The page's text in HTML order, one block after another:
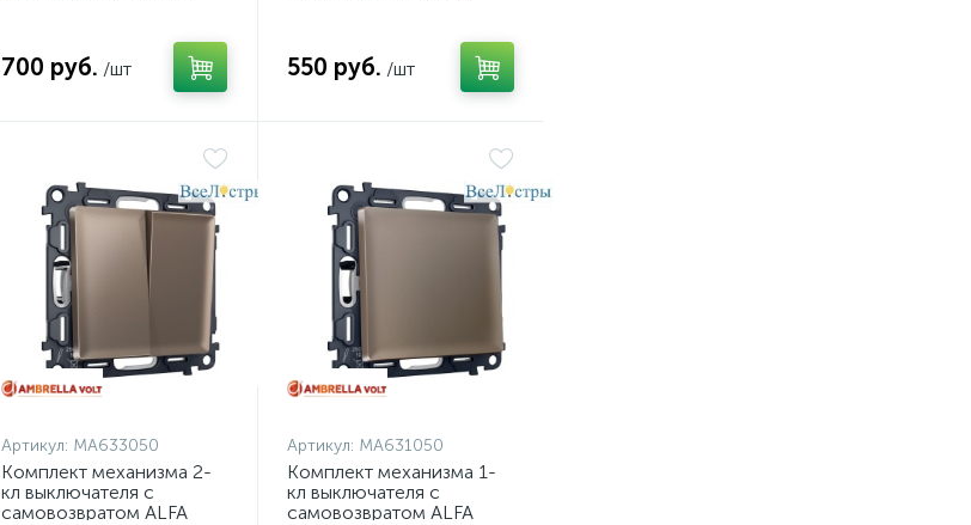
700 руб. /шт 550 руб. /шт
Артикул: MA633050
Комплект механизма 2-
кл выключателя с
самовозвратом ALFA
Артикул: MA631050
Комплект механизма 1-
кл выключателя с
самовозвратом ALFA